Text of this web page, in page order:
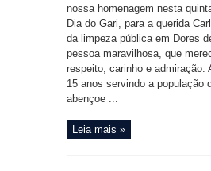
nossa homenagem nesta
Dia do Gari, para a querida
da limpeza pública em Dores
pessoa maravilhosa, que
respeito, carinho e admiração.
15 anos servindo a população
abençoe ...
Leia mais »